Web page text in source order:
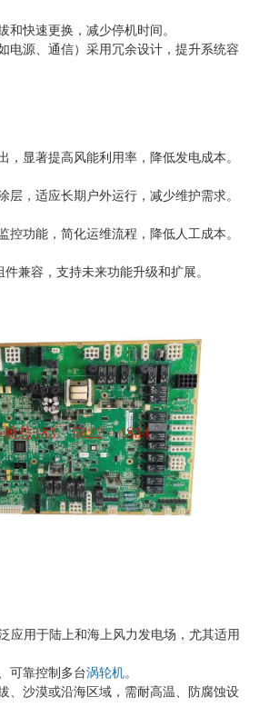
和快速更换，减少停机时间。
电源、通信）采用冗余设计，提升系统容
，显著提高风能利用率，降低发电成本。
层，适应长期户外运行，减少维护需求。
控功能，简化运维流程，降低人工成本。
兼容，支持未来功能升级和扩展。
应用于陆上和海上风力发电场，尤其适用
可靠控制多台涡轮机。
、沙漠或沿海区域，需耐高温、防腐蚀设